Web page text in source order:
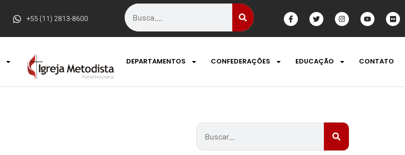
+55 (11) 2813-8600
DEPARTAMENTOS CONFEDERAÇÕES EDUCAÇÃO CONTATO